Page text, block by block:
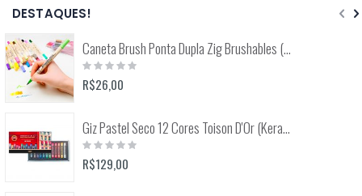
DESTAQUES!
Caneta Brush Ponta Dupla Zig Brushables (Kuretake)
Rating:
0%
R$26,00
Giz Pastel Seco 12 Cores Toison D'Or (Keramik) 8512
Rating:
0%
R$129,00